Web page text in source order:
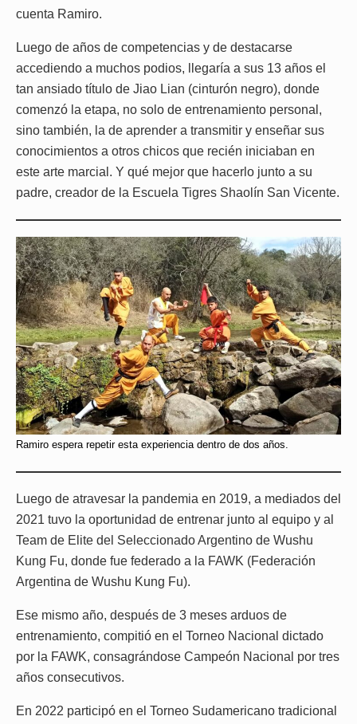
cuenta Ramiro.
Luego de años de competencias y de destacarse
accediendo a muchos podios, llegaría a sus 13 años el
tan ansiado título de Jiao Lian (cinturón negro), donde
comenzó la etapa, no solo de entrenamiento personal,
sino también, la de aprender a transmitir y enseñar sus
conocimientos a otros chicos que recién iniciaban en
este arte marcial. Y qué mejor que hacerlo junto a su
padre, creador de la Escuela Tigres Shaolín San Vicente.
Ramiro espera repetir esta experiencia dentro de dos años.
Luego de atravesar la pandemia en 2019, a mediados del
2021 tuvo la oportunidad de entrenar junto al equipo y al
Team de Elite del Seleccionado Argentino de Wushu
Kung Fu, donde fue federado a la FAWK (Federación
Argentina de Wushu Kung Fu).
Ese mismo año, después de 3 meses arduos de
entrenamiento, compitió en el Torneo Nacional dictado
por la FAWK, consagrándose Campeón Nacional por tres
años consecutivos.
En 2022 participó en el Torneo Sudamericano tradicional